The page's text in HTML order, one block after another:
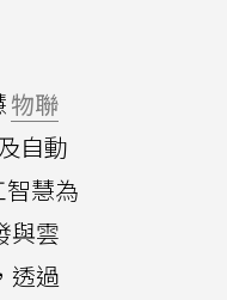
物聯
自動
慧為
與雲
透過